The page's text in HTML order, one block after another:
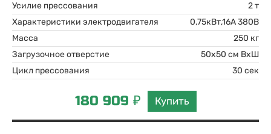
Усилие прессования
2 т
Характеристики электродвигателя
0,75кВт,16А 380В
Масса
250 кг
Загрузочное отверстие
50х50 см ВхШ
Цикл прессования
30 сек
180 909 ₽ Купить